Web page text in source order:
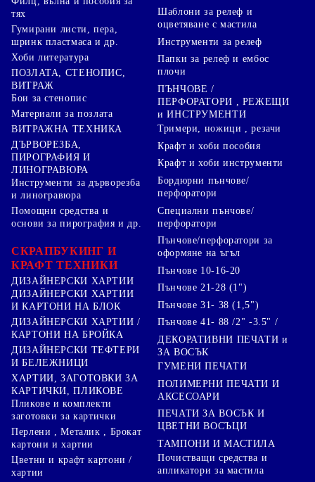
тях
Гумирани листи, пера,
шринк пластмаса и др.
Хоби литература
ПОЗЛАТА, СТЕНОПИС,
ВИТРАЖ
Бои за стенопис
Материали за позлата
ВИТРАЖНА ТЕХНИКА
ДЪРВОРЕЗБА,
ПИРОГРАФИЯ И
ЛИНОГРАВЮРА
Инструменти за дърворезба
и линогравюра
Помощни средства и
основи за пирография и др.
СКРАПБУКИНГ И
КРАФТ ТЕХНИКИ
ДИЗАЙНЕРСКИ ХАРТИИ
ДИЗАЙНЕРСКИ ХАРТИИ
И КАРТОНИ НА БЛОК
ДИЗАЙНЕРСКИ ХАРТИИ /
КАРТОНИ НА БРОЙКА
ДИЗАЙНЕРСКИ ТЕФТЕРИ
И БЕЛЕЖНИЦИ
ХАРТИИ, ЗАГОТОВКИ ЗА
КАРТИЧКИ, ПЛИКОВЕ
Пликове и комплекти
заготовки за картички
Перлени , Металик , Брокат
картони и хартии
Цветни и крафт картони /
хартии
Шаблони за релеф и
оцветяване с мастила
Инструменти за релеф
Папки за релеф и ембос
плочи
ПЪНЧОВЕ /
ПЕРФОРАТОРИ , РЕЖЕЩИ
и ИНСТРУМЕНТИ
Тримери, ножици , резачи
Крафт и хоби пособия
Крафт и хоби инструменти
Бордюрни пънчове/
перфоратори
Специални пънчове/
перфоратори
Пънчове/перфоратори за
оформяне на ъгъл
Пънчове 10-16-20
Пънчове 21-28 (1")
Пънчове 31- 38 (1,5")
Пънчове 41- 88 /2" -3.5" /
ДЕКОРАТИВНИ ПЕЧАТИ и
ЗА ВОСЪК
ГУМЕНИ ПЕЧАТИ
ПОЛИМЕРНИ ПЕЧАТИ И
АКСЕСОАРИ
ПЕЧАТИ ЗА ВОСЪК И
ЦВЕТНИ ВОСЪЦИ
ТАМПОНИ И МАСТИЛА
Почистващи средства и
апликатори за мастила